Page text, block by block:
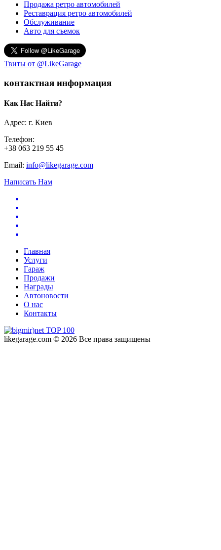
Продажа ретро автомобилей
Реставрация ретро автомобилей
Обслуживание
Авто для съемок
Твиты от @LikeGarage
контактная информация
Как Нас Найти?
Адрес: г. Киев
Телефон:
+38 063 219 55 45
Email: info@likegarage.com
Написать Нам
Главная
Услуги
Гараж
Продажи
Награды
Автоновости
О нас
Контакты
likegarage.com © 2026 Все права защищены